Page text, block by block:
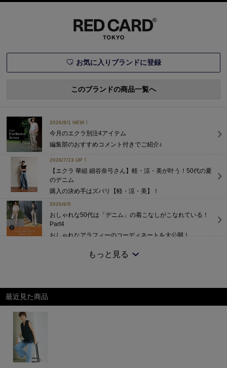
ジュアル、それぞれ異なるフ
ァッションを好むエクラ華組
CARD TOKYO」との コラボ
レーションが今シーズンも実
現！ 鮮度の高いシル
お気に入りブランドに登録
このブランドの商品一覧へ
2026/8/1 NEW！
今月のエクラ別注4アイテム
編集部のおすすめコメント付きでご紹介♪
2026/7/13 UP！
【エクラ 華組 細谷奈弓さん】軽・涼・美が叶う！50代の夏
のデニム
購入の決め手はズバリ【軽・涼・美】！
2026/6/5
おしゃれな50代は「デニム」の着こなしがこなれている！
Part4
おしゃれなアラフィーのコーディネートを大公開！
気温26度でも快適！軽くて涼しい「RED CARD TOKYO 薄軽
もっと見る
最近見た商品